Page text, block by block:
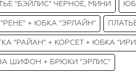
"БЭЙЛИС" ЧЕРНОЕ, МИНИ
+ ЮБКА "ЭРЛАЙН"
"РАЙАН" + КОРСЕТ + ЮБКА
ШИФОН + БРЮКИ "ЭРЛИС"